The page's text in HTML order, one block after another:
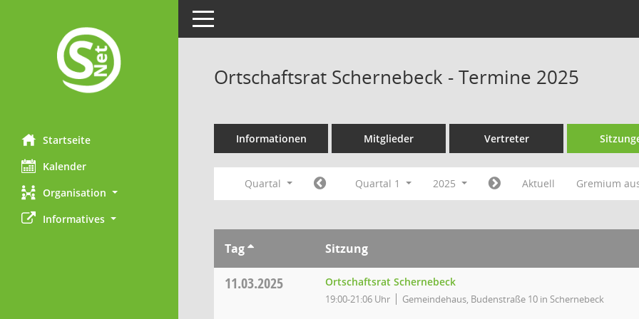
Startseite
Kalender
Organisation
Informatives
Toggle navigation
Ortschaftsrat Schernebeck - Termine 2025
Informationen Mitglieder Vertreter
Quartal Quartal 1 2025 Aktuell Gremium
Tag Sitzung
11.03.2025 Ortschaftsrat Schernebeck
19:00-21:06 Uhr Gemeindehaus, Budenstraße 10 in Schernebeck